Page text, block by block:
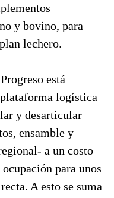
y bovino, para
lechero.
está
logística
y desarticular
ensamble y
a un costo
para unos
A esto se suma